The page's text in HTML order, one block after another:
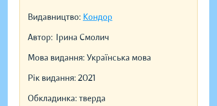
Видавництво: Кондор
Автор: Ірина Смолич
Мова видання: Українська мова
Рік видання: 2021
Обкладинка: тверда